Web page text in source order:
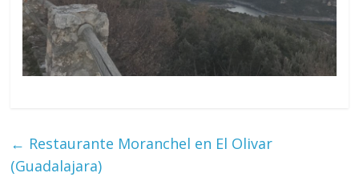
← Restaurante Moranchel en El Olivar
(Guadalajara)